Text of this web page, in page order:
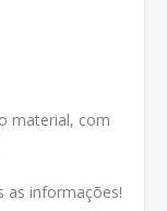
material, com
as informações!